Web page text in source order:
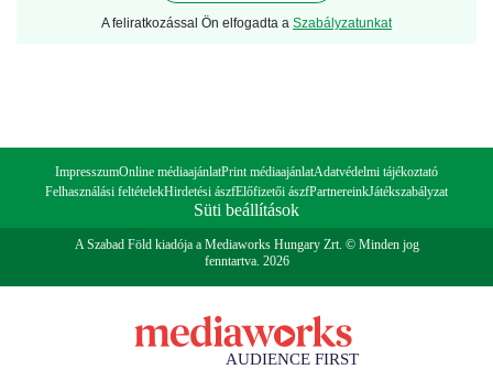
A feliratkozással Ön elfogadta a Szabályzatunkat
ImpresszumOnline médiaajánlatPrint médiaajánlatAdatvédelmi tájékoztató
Felhasználási feltételekHirdetési ászfElőfizetői ászfPartnereinkJátékszabályzat
Süti beállítások
A Szabad Föld kiadója a Mediaworks Hungary Zrt. © Minden jog
fenntartva. 2026